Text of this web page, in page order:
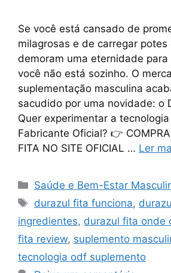
Se você está cansado de
milagrosas e de carregar
demoram uma eternidade
você não está sozinho. O
suplementação masculina
sacudido por uma novidade: o
Quer experimentar a
Fabricante Oficial? 👉
FITA NO SITE OFICIAL … Ler
Categorias
Saúde e Bem-Estar
Tags
durazul fita funciona,
ingredientes, durazul fita onde
fita review, suplemento
tecnologia odf suplemento